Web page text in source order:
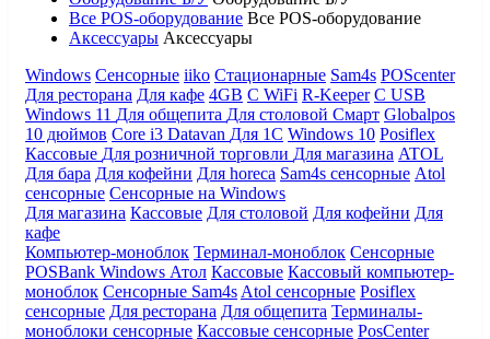
Все POS-оборудование Все POS-оборудование
Аксессуары Аксессуары
Windows Сенсорные iiko Стационарные Sam4s POScenter
Для ресторана Для кафе 4GB С WiFi R-Keeper С USB
Windows 11 Для общепита Для столовой Смарт Globalpos
10 дюймов Core i3 Datavan Для 1С Windows 10 Posiflex
Кассовые Для розничной торговли Для магазина ATOL
Для бара Для кофейни Для horeca Sam4s сенсорные Atol
сенсорные Сенсорные на Windows
Для магазина Кассовые Для столовой Для кофейни Для
кафе
Компьютер-моноблок Терминал-моноблок Сенсорные
POSBank Windows Атол Кассовые Кассовый компьютер-
моноблок Сенсорные Sam4s Atol сенсорные Posiflex
сенсорные Для ресторана Для общепита Терминалы-
моноблоки сенсорные Кассовые сенсорные PosCenter